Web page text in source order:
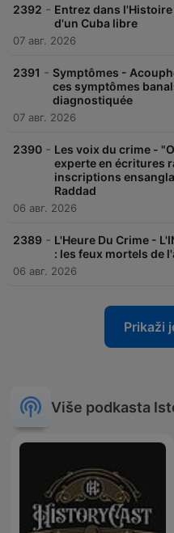
2392 - Entrez dans
d'un Cuba libre
07 авг. 2026
2391 - Symptômes -
ces symptômes
diagnostiquée
07 авг. 2026
2390 - Les voix du crime -
experte en écritures
inscriptions
Raddad
06 авг. 2026
2389 - L'Heure Du Crime -
: les feux mortels de
06 авг. 2026
Prikaži
Više podkasta